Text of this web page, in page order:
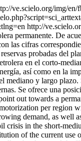
ve.scielo.org/img/en/
http://
permanente. De
cifras
probadas del
en el corto-
así como en la
y largo
Se ofrece una
out towards a
per
demand, as well
in the short-
of the current